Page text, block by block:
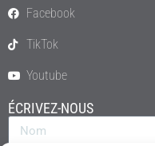
Facebook
TikTok
Youtube
ÉCRIVEZ-NOUS